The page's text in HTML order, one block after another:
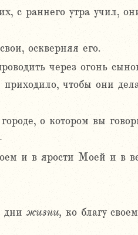
с раннего утра учил,
оскверняя его.
через огонь
чтобы они
о котором вы
и в ярости Моей и в
дни жизни, ко благу